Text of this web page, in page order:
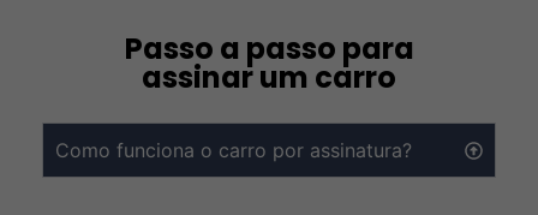
Passo a passo para
assinar um carro
Como funciona o carro por assinatura?